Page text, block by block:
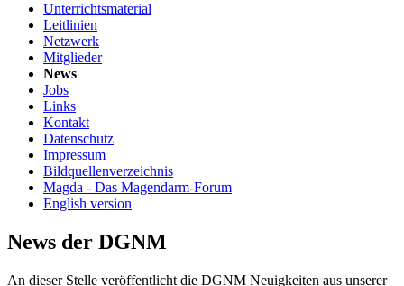
Unterrichtsmaterial
Leitlinien
Netzwerk
Mitglieder
News
Jobs
Links
Kontakt
Datenschutz
Impressum
Bildquellenverzeichnis
Magda - Das Magendarm-Forum
English version
News der DGNM
An dieser Stelle veröffentlicht die DGNM Neuigkeiten aus unserer